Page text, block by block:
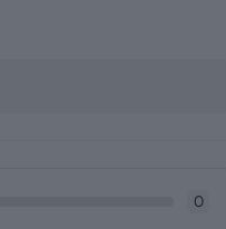
0